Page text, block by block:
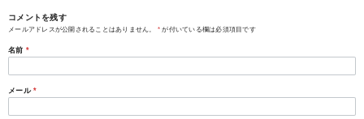
コメントを残す
メールアドレスが公開されることはありません。 * が付いている欄は必須項目です
名前 *
メール *